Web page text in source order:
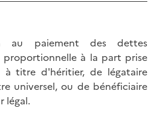
au paiement des dettes
proportionnelle à la part prise
titre d'héritier, de légataire
universel, ou de bénéficiaire
légal.